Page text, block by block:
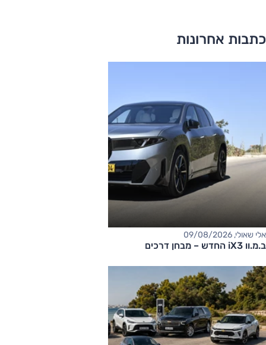
כתבות אחרונות
אלי שאולי, 09/08/2026
ב.מ.וו iX3 החדש – מבחן דרכים